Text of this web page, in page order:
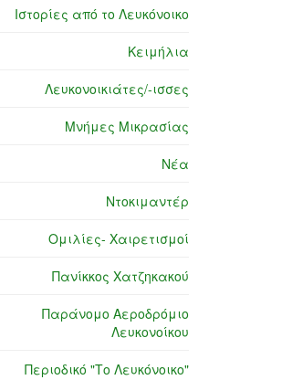
Ιστορίες από το Λευκόνοικο
Κειμήλια
Λευκονοικιάτες/-ισσες
Μνήμες Μικρασίας
Νέα
Ντοκιμαντέρ
Ομιλίες- Χαιρετισμοί
Πανίκκος Χατζηκακού
Παράνομο Αεροδρόμιο
Λευκονοίκου
Περιοδικό "Το Λευκόνοικο"